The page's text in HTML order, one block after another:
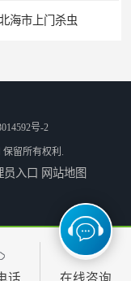
海市上门杀虫
池市游乐园杀虫
号-2
保留所有权利.
员入口 网站地图
话 在线咨询